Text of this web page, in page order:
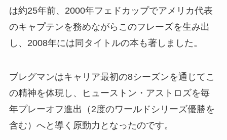
は約25年前、2000年フェドカップでアメリカ代表
のキャプテンを務めながらこのフレーズを生み出
し、2008年には同タイトルの本も著しました。
ブレグマンはキャリア最初の8シーズンを通じてこ
の精神を体現し、ヒューストン・アストロズを毎
年プレーオフ進出（2度のワールドシリーズ優勝を
含む）へと導く原動力となったのです。